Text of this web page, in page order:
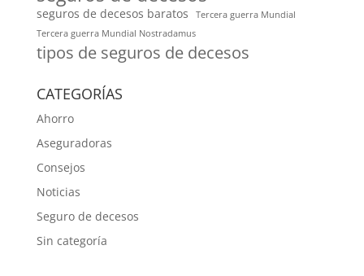
seguros de decesos baratos
Tercera guerra Mundial
Tercera guerra Mundial Nostradamus
tipos de seguros de decesos
CATEGORÍAS
Ahorro
Aseguradoras
Consejos
Noticias
Seguro de decesos
Sin categoría